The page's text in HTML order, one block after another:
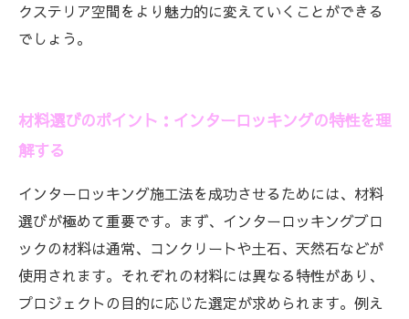
クステリア空間をより魅力的に変えていくことができる
でしょう。
材料選びのポイント：インターロッキングの特性を理
解する
インターロッキング施工法を成功させるためには、材料
選びが極めて重要です。まず、インターロッキングブロ
ックの材料は通常、コンクリートや土石、天然石などが
使用されます。それぞれの材料には異なる特性があり、
プロジェクトの目的に応じた選定が求められます。例え